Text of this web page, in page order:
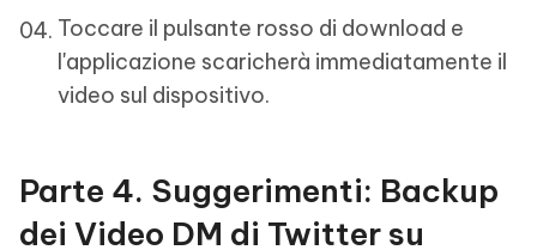
Toccare il pulsante rosso di download e
l'applicazione scaricherà immediatamente il
video sul dispositivo.
Parte 4. Suggerimenti: Backup
dei Video DM di Twitter su